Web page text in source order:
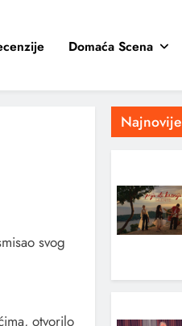
Domaća Scena
svog
otvorilo
Najnovije